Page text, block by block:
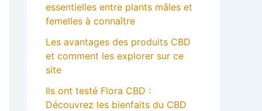
essentielles entre plants mâles et
femelles à connaître
Les avantages des produits CBD
et comment les explorer sur ce
site
Ils ont testé Flora CBD :
Découvrez les bienfaits du CBD